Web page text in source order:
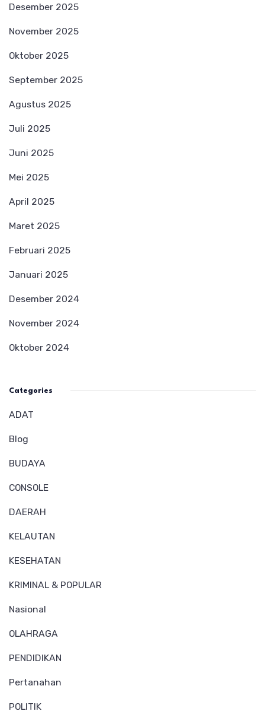
Desember 2025
November 2025
Oktober 2025
September 2025
Agustus 2025
Juli 2025
Juni 2025
Mei 2025
April 2025
Maret 2025
Februari 2025
Januari 2025
Desember 2024
November 2024
Oktober 2024
Categories
ADAT
Blog
BUDAYA
CONSOLE
DAERAH
KELAUTAN
KESEHATAN
KRIMINAL & POPULAR
Nasional
OLAHRAGA
PENDIDIKAN
Pertanahan
POLITIK